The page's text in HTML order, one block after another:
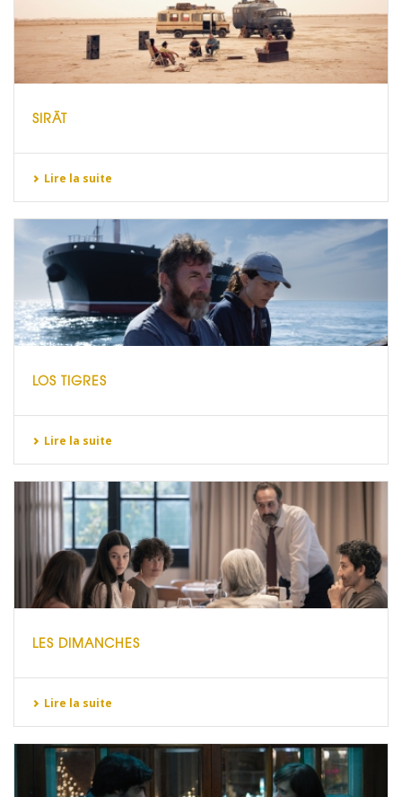
SIRĀT
Lire la suite
LOS TIGRES
Lire la suite
LES DIMANCHES
Lire la suite